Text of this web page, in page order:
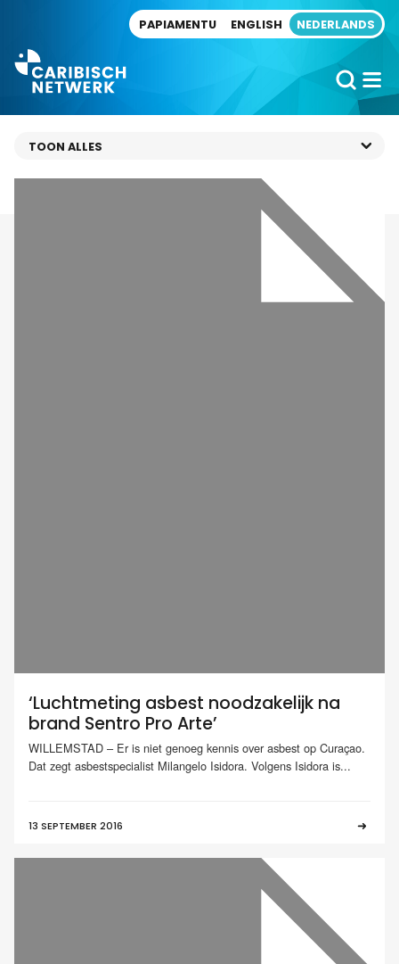
PAPIAMENTU ENGLISH NEDERLANDS
‘Luchtmeting asbest noodzakelijk na
brand Sentro Pro Arte’
WILLEMSTAD – Er is niet genoeg kennis over asbest op Curaçao.
Dat zegt asbestspecialist Milangelo Isidora. Volgens Isidora is...
13 SEPTEMBER 2016